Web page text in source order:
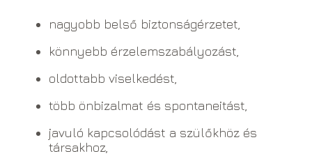
nagyobb belső biztonságérzetet,
könnyebb érzelemszabályozást,
oldottabb viselkedést,
több önbizalmat és spontaneitást,
javuló kapcsolódást a szülőkhöz és
társakhoz,